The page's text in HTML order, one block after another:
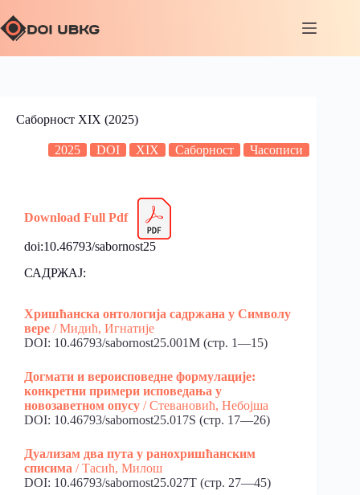
Саборност XIX (2025)
2025 DOI XIX Саборност Часописи
Download Full Pdf
doi:10.46793/sabornost25
САДРЖАЈ:
Хришћанска онтологија садржана у Символу
вере / Мидић, Игнатије
DOI: 10.46793/sabornost25.001M (стр. 1—15)
Догмати и вероисповедне формулације:
конкретни примери исповедања у
новозаветном опусу / Стевановић, Небојша
DOI: 10.46793/sabornost25.017S (стр. 17—26)
Дуализам два пута у ранохришћанским
списима / Тасић, Милош
DOI: 10.46793/sabornost25.027T (стр. 27—45)